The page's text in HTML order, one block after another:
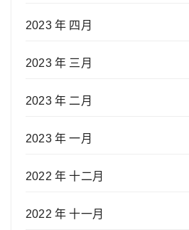
2023 年 四月
2023 年 三月
2023 年 二月
2023 年 一月
2022 年 十二月
2022 年 十一月